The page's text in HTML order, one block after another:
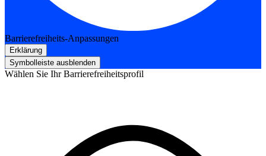
Barrierefreiheits-Anpassungen
Erklärung
Symbolleiste ausblenden
Wählen Sie Ihr Barrierefreiheitsprofil